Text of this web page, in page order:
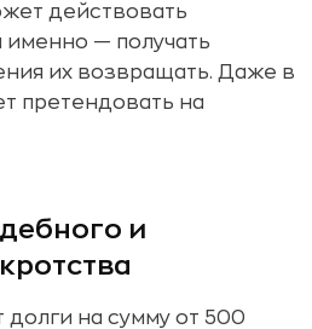
действовать
— получать
их возвращать. Даже в
претендовать на
и
на сумму от 500